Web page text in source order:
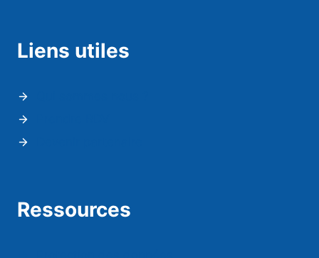
Liens utiles
Ressources